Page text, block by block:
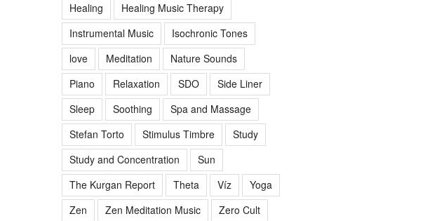
Healing
Healing Music Therapy
Instrumental Music
Isochronic Tones
love
Meditation
Nature Sounds
Piano
Relaxation SDO
Side Liner
Sleep
Soothing
Spa and Massage
Stefan Torto
Stimulus Timbre
Study
Study and Concentration
Sun
The Kurgan Report
Theta Víz
Yoga
Zen
Zen Meditation Music Zero Cult